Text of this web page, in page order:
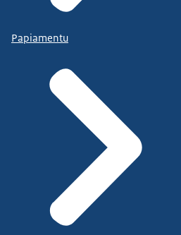
Papiamentu